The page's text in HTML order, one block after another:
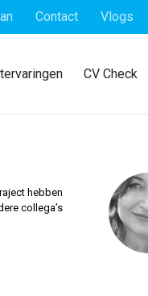
Contact Vlogs
CV Check
hebben
collega’s